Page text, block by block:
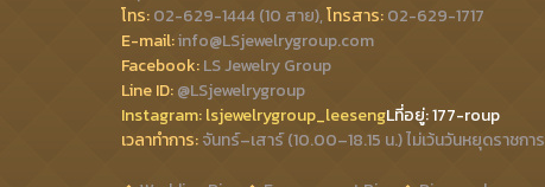
โทร:02-629-1444 (10 สาย),โทรสาร:02-629-1717
E-mail:info@LSjewelrygroup.com
Facebook:LS Jewelry Group
Line ID:@LSjewelrygroup
Instagram:lsjewelrygroup_leesengLที่อยู่: 177-roup
เวลาทำการ:จันทร์–เสาร์ (10.00–18.15 น.) ไม่เว้นวันหยุดราชการ